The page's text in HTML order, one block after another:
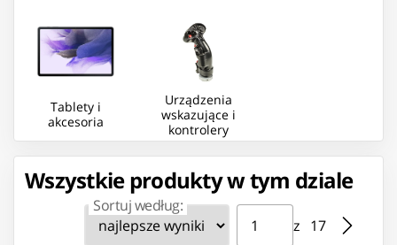
Tablety i
akcesoria
Urządzenia
wskazujące i
kontrolery
Wszystkie produkty w tym dziale
Sortuj według: Strona ⁨1⁩ z ⁨17⁩
z ⁨17⁩
Przejdź do strony